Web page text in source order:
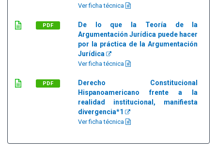
Ver ficha técnica
PDF
De lo que la Teoría de la
Argumentación Jurídica puede hacer
por la práctica de la Argumentación
Jurídica
Ver ficha técnica
PDF
Derecho Constitucional
Hispanoamericano frente a la
realidad institucional, manifiesta
divergencia*1
Ver ficha técnica